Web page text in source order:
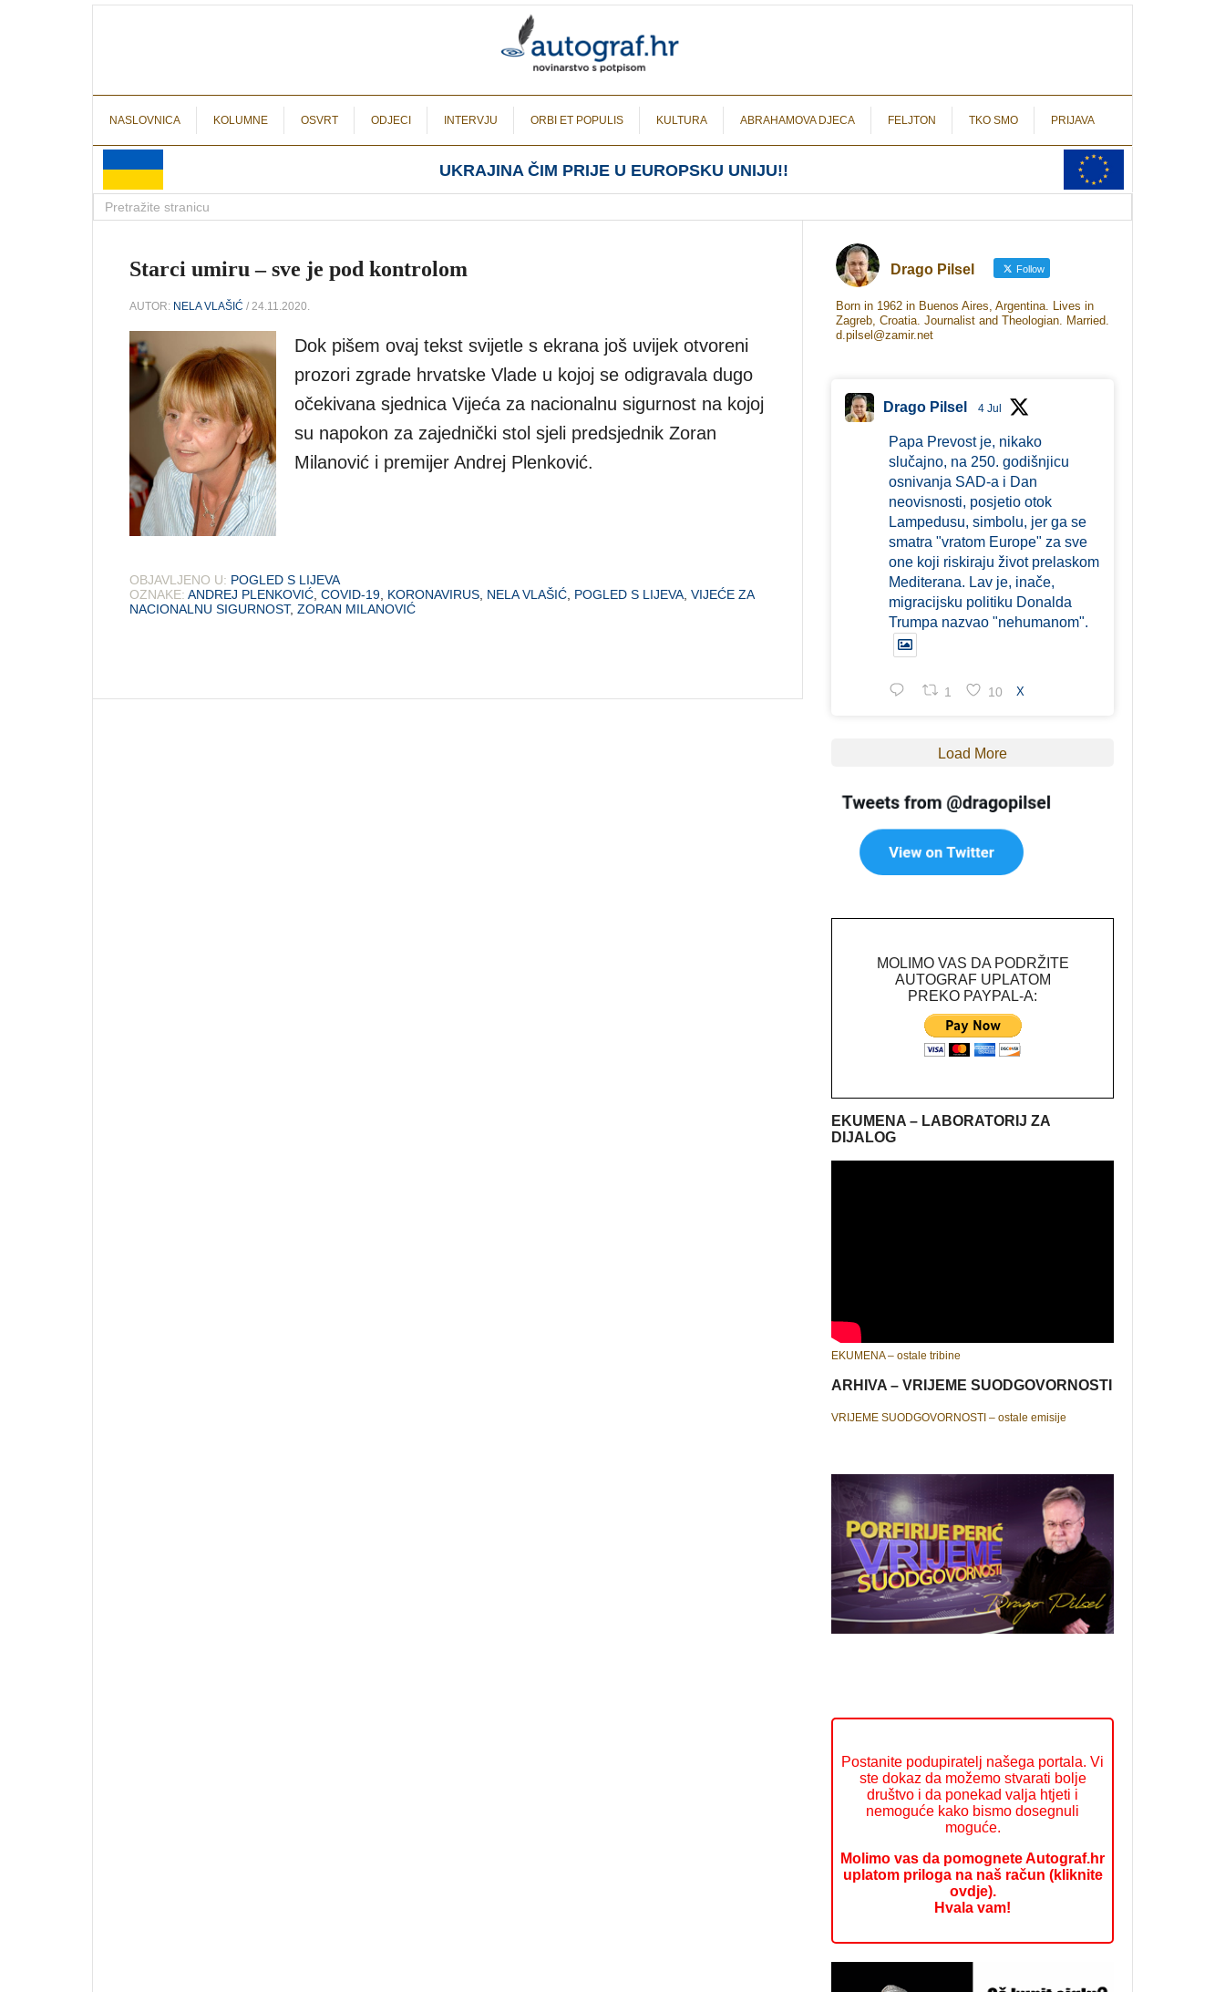
NASLOVNICA KOLUMNE OSVRT ODJECI INTERVJU ORBI ET POPULIS KULTURA ABRAHAMOVA DJECA FELJTON TKO SMO PRIJAVA
UKRAJINA ČIM PRIJE U EUROPSKU UNIJU!!
Starci umiru – sve je pod kontrolom
AUTOR: NELA VLAŠIĆ / 24.11.2020.
Dok pišem ovaj tekst svijetle s ekrana još uvijek otvoreni
prozori zgrade hrvatske Vlade u kojoj se odigravala dugo
očekivana sjednica Vijeća za nacionalnu sigurnost na kojoj
su napokon za zajednički stol sjeli predsjednik Zoran
Milanović i premijer Andrej Plenković.
OBJAVLJENO U: POGLED S LIJEVA
OZNAKE: ANDREJ PLENKOVIĆ, COVID-19, KORONAVIRUS, NELA VLAŠIĆ, POGLED S LIJEVA, VIJEĆE ZA
NACIONALNU SIGURNOST, ZORAN MILANOVIĆ
Drago Pilsel Follow
Born in 1962 in Buenos Aires, Argentina. Lives in
Zagreb, Croatia. Journalist and Theologian. Married.
d.pilsel@zamir.net
Drago Pilsel 4 Jul
Papa Prevost je, nikako
slučajno, na 250. godišnjicu
osnivanja SAD-a i Dan
neovisnosti, posjetio otok
Lampedusu, simbolu, jer ga se
smatra "vratom Europe" za sve
one koji riskiraju život prelaskom
Mediterana. Lav je, inače,
migracijsku politiku Donalda
Trumpa nazvao "nehumanom".
1 10 X
Load More
MOLIMO VAS DA PODRŽITE
AUTOGRAF UPLATOM
PREKO PAYPAL-A:
EKUMENA – LABORATORIJ ZA
DIJALOG
EKUMENA – ostale tribine
ARHIVA – VRIJEME SUODGOVORNOSTI
VRIJEME SUODGOVORNOSTI – ostale emisije
Postanite podupiratelj našega portala. Vi
ste dokaz da možemo stvarati bolje
društvo i da ponekad valja htjeti i
nemoguće kako bismo dosegnuli
moguće.
Molimo vas da pomognete Autograf.hr
uplatom priloga na naš račun (kliknite
ovdje).
Hvala vam!